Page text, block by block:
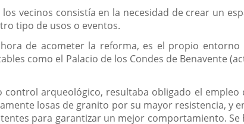
vecinos consistía en la necesidad de crear un
tipo de usos o eventos.
de acometer la reforma, es el propio entorno
como el Palacio de los Condes de Benavente
arqueológico, resultaba obligado el
losas de granito por su mayor resistencia, y
para garantizar un mejor comportamiento.